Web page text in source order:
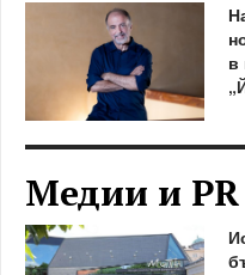
в
Медии и